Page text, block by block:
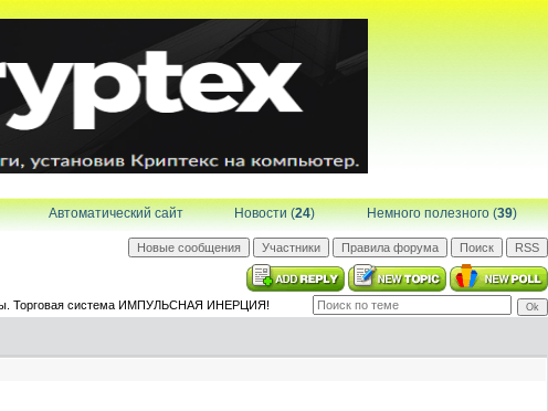
Автоматический сайт Новости (24) Немного полезного (39)
Торговая система ИМПУЛЬСНАЯ ИНЕРЦИЯ!